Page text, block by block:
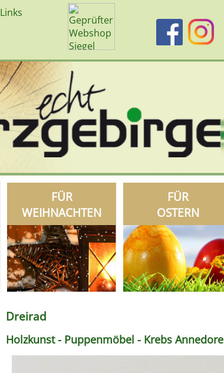
Links
FÜR
WEIHNACHTEN
FÜR
OSTERN
Dreirad
Holzkunst - Puppenmöbel - Krebs Annedore